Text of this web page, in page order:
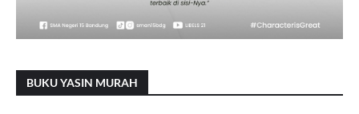
BUKU YASIN MURAH